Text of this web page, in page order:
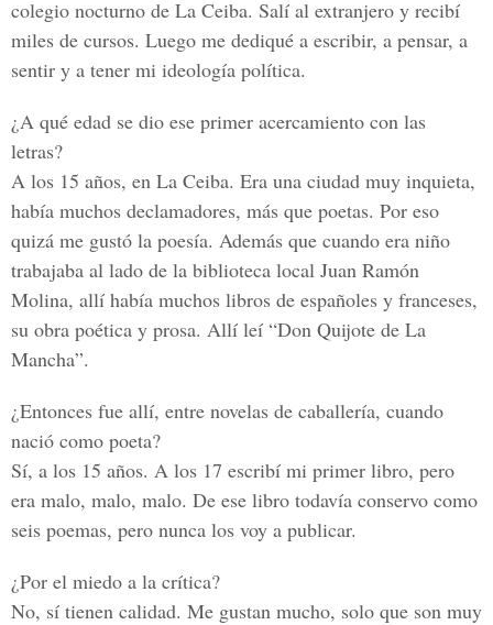
colegio nocturno de La Ceiba. Salí al extranjero y recibí
miles de cursos. Luego me dediqué a escribir, a pensar, a
sentir y a tener mi ideología política.
¿A qué edad se dio ese primer acercamiento con las
letras?
A los 15 años, en La Ceiba. Era una ciudad muy inquieta,
había muchos declamadores, más que poetas. Por eso
quizá me gustó la poesía. Además que cuando era niño
trabajaba al lado de la biblioteca local Juan Ramón
Molina, allí había muchos libros de españoles y franceses,
su obra poética y prosa. Allí leí “Don Quijote de La
Mancha”.
¿Entonces fue allí, entre novelas de caballería, cuando
nació como poeta?
Sí, a los 15 años. A los 17 escribí mi primer libro, pero
era malo, malo, malo. De ese libro todavía conservo como
seis poemas, pero nunca los voy a publicar.
¿Por el miedo a la crítica?
No, sí tienen calidad. Me gustan mucho, solo que son muy